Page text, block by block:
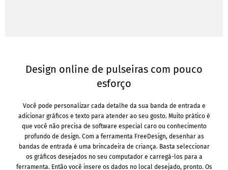
Design online de pulseiras com pouco
esforço
Você pode personalizar cada detalhe da sua banda de entrada e
adicionar gráficos e texto para atender ao seu gosto. Muito prático é
que você não precisa de software especial caro ou conhecimento
profundo de design. Com a ferramenta FreeDesign, desenhar as
bandas de entrada é uma brincadeira de criança. Basta seleccionar
os gráficos desejados no seu computador e carregá-los para a
ferramenta. Então você insere os dados no local desejado, pronto. Os